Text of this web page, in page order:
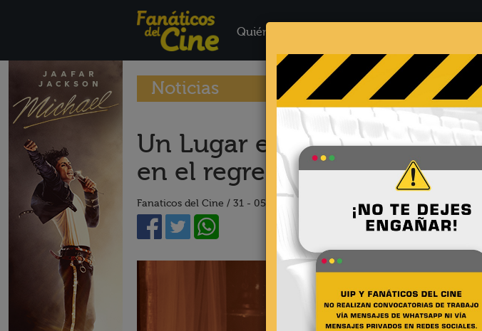
Quiénes Somos
Noticias
Un Lugar en Silencio Parte
en el regreso a los cines
Fanaticos del Cine / 31 - 05 - 21